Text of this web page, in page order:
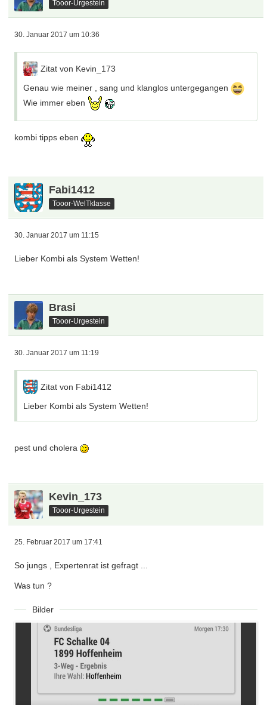
Tooor-Urgestein
30. Januar 2017 um 10:36
Zitat von Kevin_173
Genau wie meiner , sang und klanglos untergegangen
Wie immer eben
kombi tipps eben
Fabi1412
Tooor-WelTklasse
30. Januar 2017 um 11:15
Lieber Kombi als System Wetten!
Brasi
Tooor-Urgestein
30. Januar 2017 um 11:19
Zitat von Fabi1412
Lieber Kombi als System Wetten!
pest und cholera
Kevin_173
Tooor-Urgestein
25. Februar 2017 um 17:41
So jungs , Expertenrat ist gefragt ...
Was tun ?
Bilder